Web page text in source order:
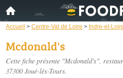
Accueil > Centre-Val de Loire > Indre-et-
Mcdonald's
Cette fiche présente "Mcdonald's",
37300 Joué-lès-Tours.